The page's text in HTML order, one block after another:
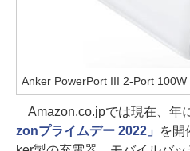
Anker PowerPort III 2-Port 100W
Amazon.co.jpでは現在、年
zonプライムデー 2022」
を開